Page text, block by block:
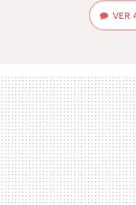
VER